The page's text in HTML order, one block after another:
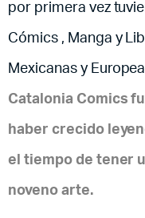
por primera vez
Cómics , Manga y
Mexicanas y
Catalonia Comics
haber crecido
el tiempo de tener
noveno arte.​